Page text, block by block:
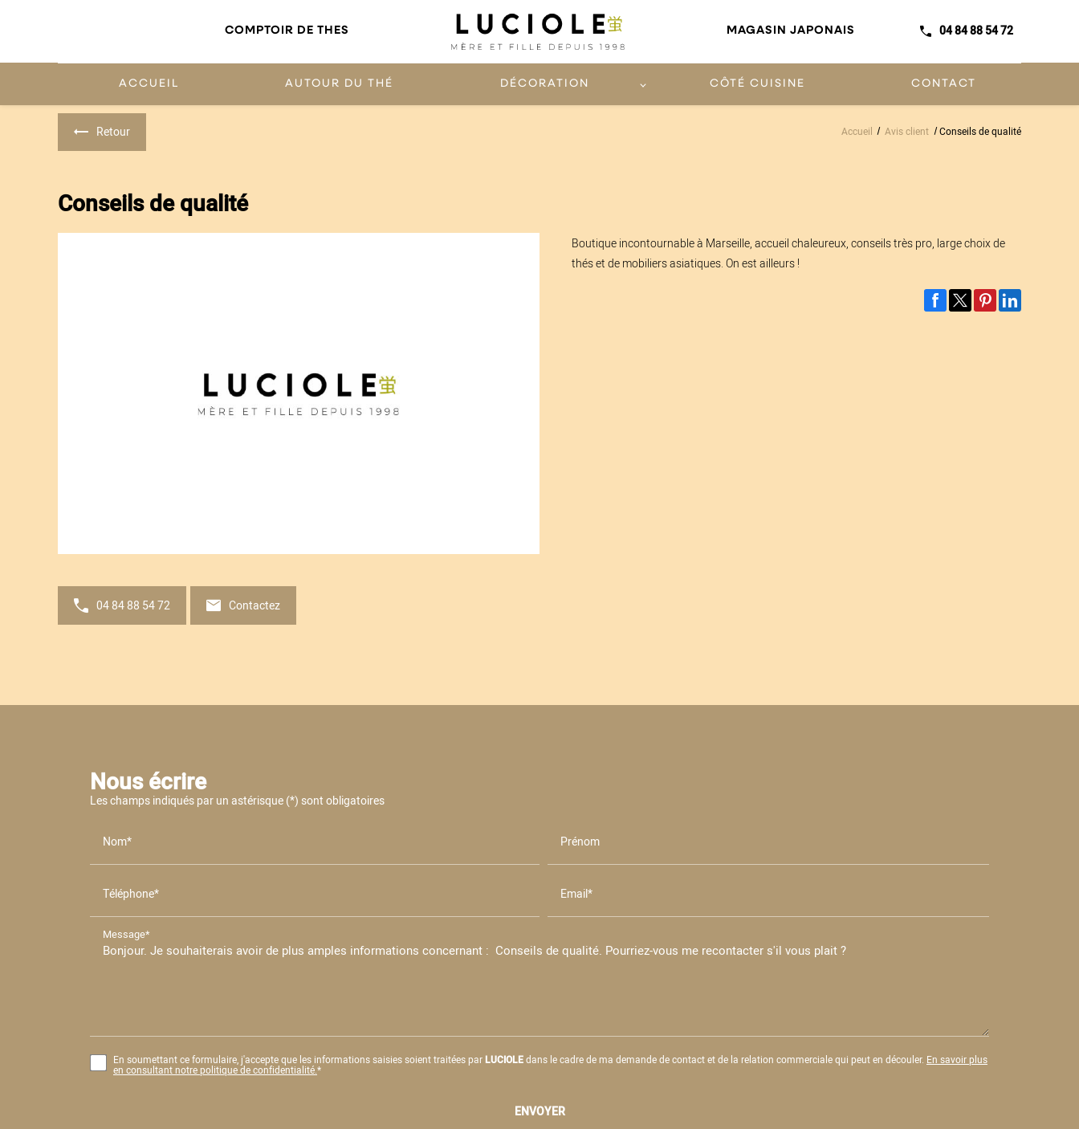
COMPTOIR DE THES MAGASIN JAPONAIS 04 84 88 54 72
ACCUEIL AUTOUR DU THÉ DÉCORATION CÔTÉ CUISINE CONTACT
Accueil Avis client Conseils de qualité
Retour
Conseils de qualité
04 84 88 54 72 Contactez
Boutique incontournable à Marseille, accueil chaleureux, conseils très pro, large choix de
thés et de mobiliers asiatiques. On est ailleurs !
Nous écrire
Les champs indiqués par un astérisque (*) sont obligatoires
Nom* Prénom
Téléphone* Email*
Message*
En soumettant ce formulaire, j'accepte que les informations saisies soient traitées par LUCIOLEdans le cadre de ma demande de contact et de la relation commerciale qui peut en découler. En savoir plus
en consultant notre politique de confidentialité.*